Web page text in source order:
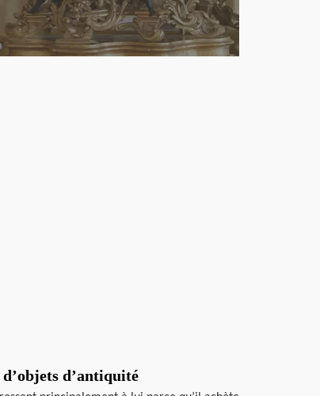
d’antiquité